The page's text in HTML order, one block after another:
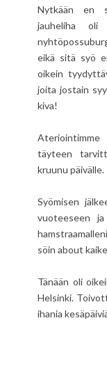
Nytkään en
jauheliha oli
eikä sitä syö
oikein
joita jostain
kiva!
täyteen
kruunu päivälle.
Syömisen
vuoteeseen
söin about
Tänään oli
Helsinki.
ihania